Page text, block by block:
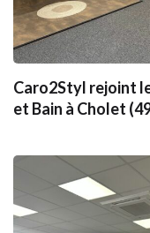
Caro2Styl rejoint
et Bain à Cholet